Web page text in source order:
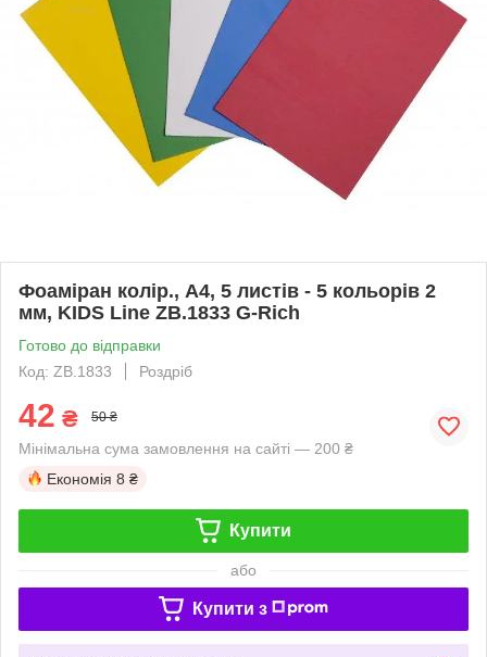
Фоаміран колір., А4, 5 листів - 5 кольорів 2
мм, KIDS Line ZB.1833 G-Rich
Готово до відправки
Код: ZB.1833
Роздріб
42 ₴ 50 ₴
Мінімальна сума замовлення на сайті — 200 ₴
Економія 8 ₴
Купити
або
Купити з